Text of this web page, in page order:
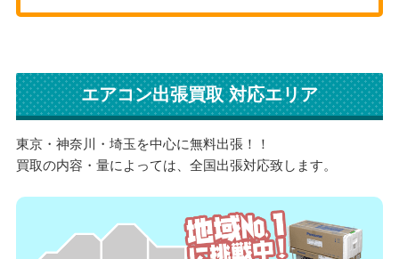
エアコン出張買取 対応エリア
東京・神奈川・埼玉を中心に無料出張！！
買取の内容・量によっては、全国出張対応致します。